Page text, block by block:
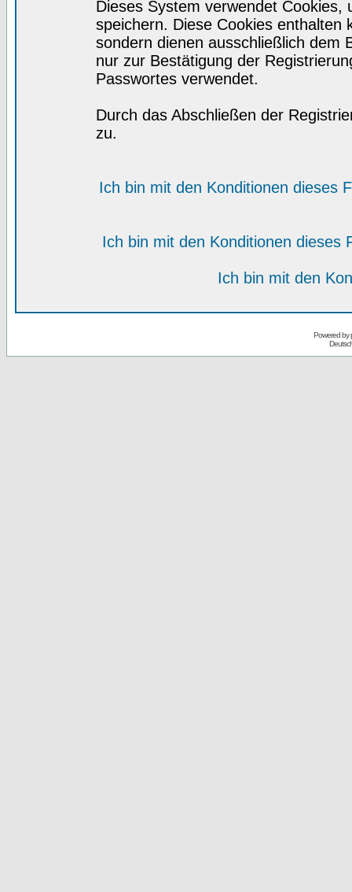
Dieses System verwendet
speichern. Diese Cookies enthalten
sondern dienen ausschließlich dem
nur zur Bestätigung der
Passwortes verwendet.
Durch das Abschließen der
zu.
Ich bin mit den Konditionen dieses
Ich bin mit den Konditionen dieses
Ich bin mit den
Powered by